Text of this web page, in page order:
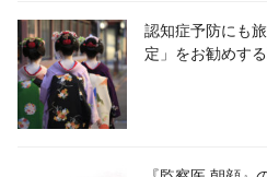
認知症予防にも
定」をお勧めす